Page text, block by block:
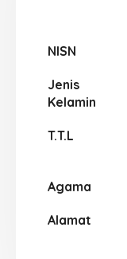
NISN
Jenis
Kelamin
T.T.L
Agama
Alamat